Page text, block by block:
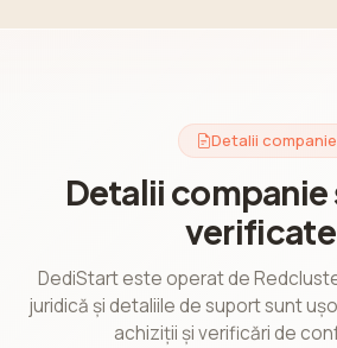
Detalii companie
Detalii companie
DediStart este operat de
juridică și detaliile de suport sunt
achiziții și verificări de